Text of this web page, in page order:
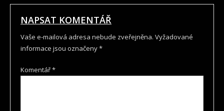
NAPSAT KOMENTÁŘ
Vaše e-mailová adresa nebude zveřejněna. Vyžadované
informace jsou označeny*
Komentář*